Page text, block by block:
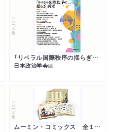
シリーズ・全集
「リベラル国際秩序の揺らぎ」再考 年報政治学２０２６‐Ⅰ
日本政治学会編
シリーズ・全集
ムーミン・コミックス 全１４巻セット